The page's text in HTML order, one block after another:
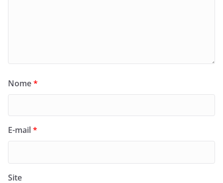
Nome*
E-mail*
Site